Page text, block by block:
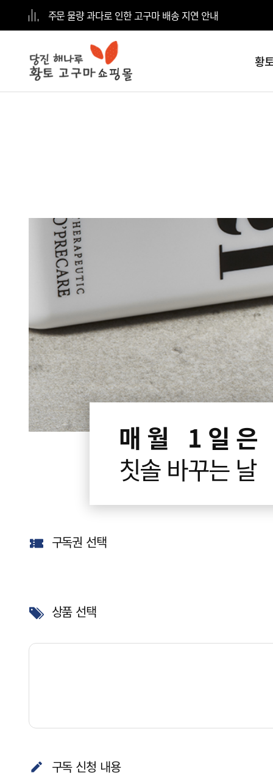
주문 물량 과다로 인한 고구마 배송 지연 안내
황
매월 1일은
칫솔 바꾸는 날
구독권 선택
상품 선택
구독 신청 내용
15kg
정기구독
구강정보